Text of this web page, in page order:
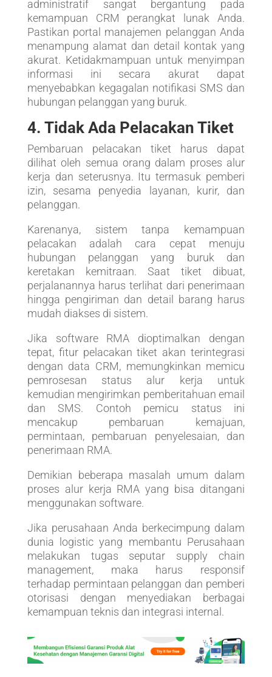
administratif sangat bergantung pada
kemampuan CRM perangkat lunak Anda.
Pastikan portal manajemen pelanggan Anda
menampung alamat dan detail kontak yang
akurat. Ketidakmampuan untuk menyimpan
informasi ini secara akurat dapat
menyebabkan kegagalan notifikasi SMS dan
hubungan pelanggan yang buruk.
4. Tidak Ada Pelacakan Tiket
Pembaruan pelacakan tiket harus dapat
dilihat oleh semua orang dalam proses alur
kerja dan seterusnya. Itu termasuk pemberi
izin, sesama penyedia layanan, kurir, dan
pelanggan.
Karenanya, sistem tanpa kemampuan
pelacakan adalah cara cepat menuju
hubungan pelanggan yang buruk dan
keretakan kemitraan. Saat tiket dibuat,
perjalanannya harus terlihat dari penerimaan
hingga pengiriman dan detail barang harus
mudah diakses di sistem.
Jika software RMA dioptimalkan dengan
tepat, fitur pelacakan tiket akan terintegrasi
dengan data CRM, memungkinkan memicu
pemrosesan status alur kerja untuk
kemudian mengirimkan pemberitahuan email
dan SMS. Contoh pemicu status ini
mencakup pembaruan kemajuan,
permintaan, pembaruan penyelesaian, dan
penerimaan RMA.
Demikian beberapa masalah umum dalam
proses alur kerja RMA yang bisa ditangani
menggunakan software.
Jika perusahaan Anda berkecimpung dalam
dunia logistic yang membantu Perusahaan
melakukan tugas seputar supply chain
management, maka harus responsif
terhadap permintaan pelanggan dan pemberi
otorisasi dengan menyediakan berbagai
kemampuan teknis dan integrasi internal.